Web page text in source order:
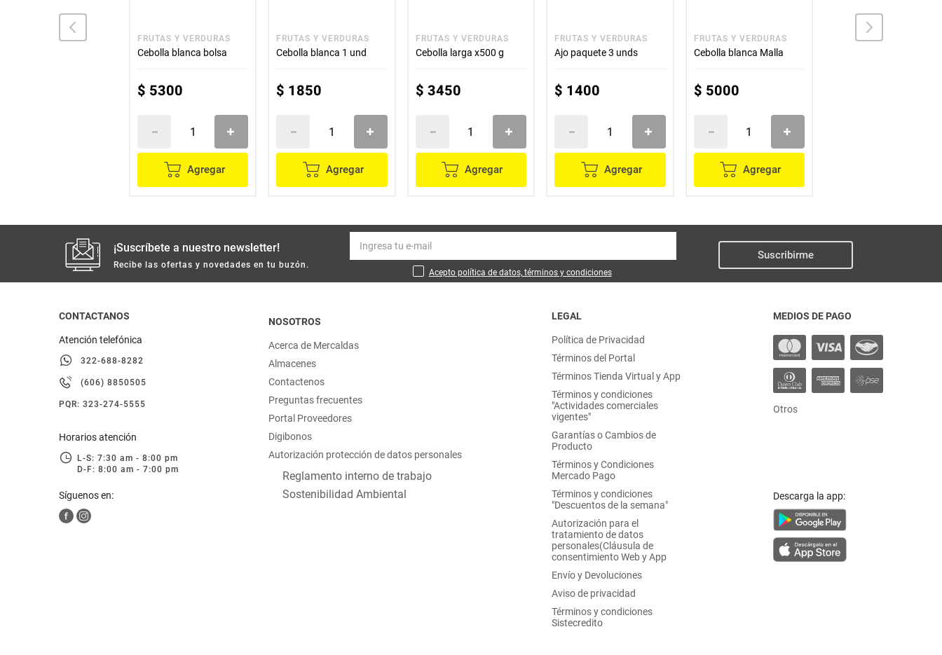
Y VERDURAS FRUTAS Y VERDURAS
Cebolla blanca bolsa
$ 5300
Agregar
FRUTAS Y VERDURAS
Cebolla blanca 1 und
$ 1850
Agregar
FRUTAS Y VERDURAS
Cebolla larga x500 g
$ 3450
Agregar
FRUTAS Y VERDURAS
Ajo paquete 3 unds
$ 1400
Agregar
FRUTAS Y VERDURAS
Cebolla blanca Malla
$ 5000
Agregar
FRUTAS Y VERDURAS
¡Suscríbete a nuestro newsletter!
Recibe las ofertas y novedades en tu buzón.
Acepto política de datos, términos y condiciones
Suscribirme
CONTACTANOS
Atención telefónica
322-688-8282
(606) 8850505
PQR: 323-274-5555
Horarios atención
L-S: 7:30 am - 8:00 pm
D-F: 8:00 am - 7:00 pm
Síguenos en:
NOSOTROS
Acerca de Mercaldas
Almacenes
Contactenos
Preguntas frecuentes
Portal Proveedores
Digibonos
Autorización protección de datos personales
Reglamento interno de trabajo
Sostenibilidad Ambiental
LEGAL
Política de Privacidad
Términos del Portal
Términos Tienda Virtual y App
Términos y condiciones
"Actividades comerciales
vigentes"
Garantías o Cambios de
Producto
Términos y Condiciones
Mercado Pago
Términos y condiciones
"Descuentos de la semana"
Autorización para el
tratamiento de datos
personales(Cláusula de
consentimiento Web y App
Envío y Devoluciones
Aviso de privacidad
Términos y condiciones
Sistecredito
MEDIOS DE PAGO
Otros
Descarga la app: